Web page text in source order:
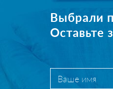
Выбрали
Оставьте